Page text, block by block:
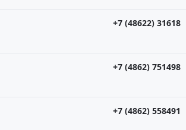
+7 (48622) 31618
+7 (4862) 751498
+7 (4862) 558491